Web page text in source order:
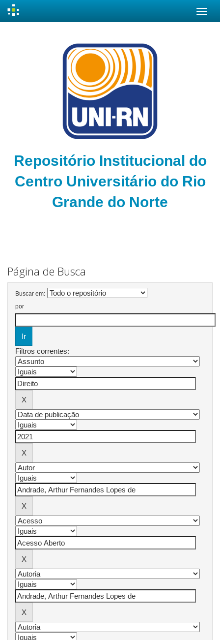
Repositório Institucional do
Centro Universitário do Rio
Grande do Norte
Página de Busca
Buscar em:
por
Filtros correntes: